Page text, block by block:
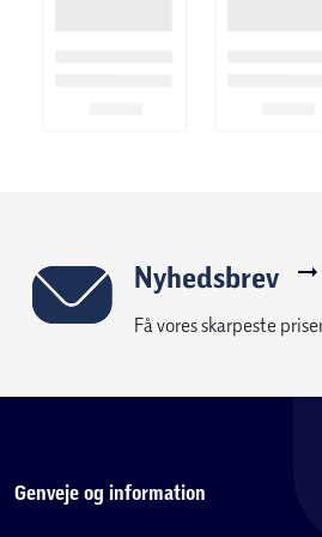
Vedligeholdelse af aluminium
• Minimal vedligeholdelse,
højtryksrenser til rengøring, eller
Nyhedsbrev
Få vores skarpeste
Genveje og information